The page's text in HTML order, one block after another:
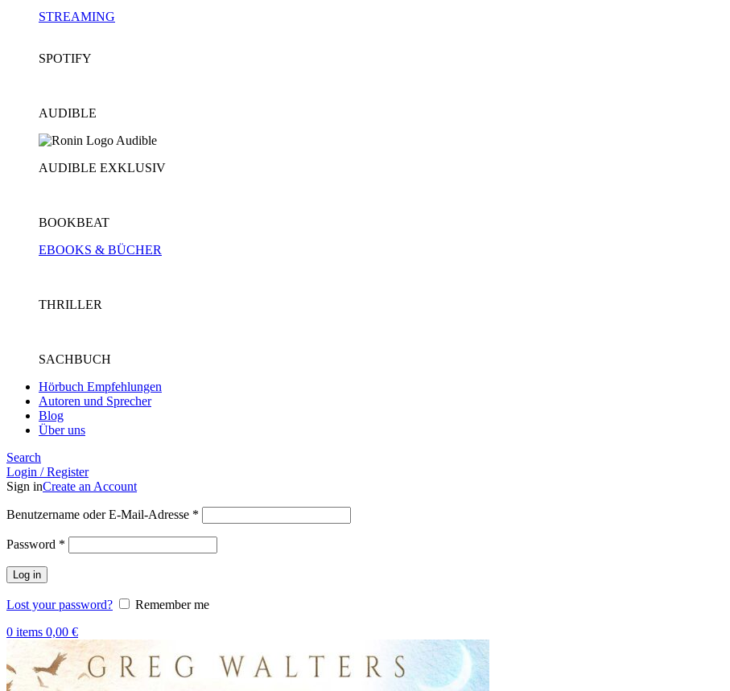
STREAMING
SPOTIFY
AUDIBLE
AUDIBLE EXKLUSIV
BOOKBEAT
EBOOKS & BÜCHER
THRILLER
SACHBUCH
Hörbuch Empfehlungen
Autoren und Sprecher
Blog
Über uns
Search
Login / Register
Sign inCreate an Account
Benutzername oder E-Mail-Adresse *
Password *
Log in
Lost your password?
Remember me
0 items 0,00 €